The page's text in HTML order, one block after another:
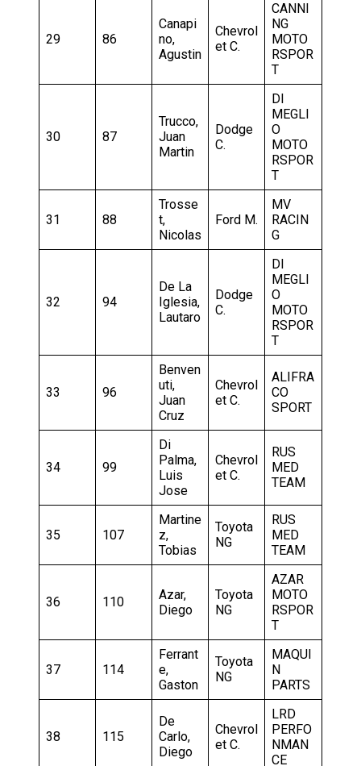
29 86
Canapi
no,
Agustin
Chevrol
et C.
CANNI
NG
MOTO
RSPOR
T
30 87
Trucco,
Juan
Martin
Dodge
C.
DI
MEGLI
O
MOTO
RSPOR
T
31 88
Trosse
t,
Nicolas
Ford M.
MV
RACIN
G
32 94
De La
Iglesia,
Lautaro
Dodge
C.
DI
MEGLI
O
MOTO
RSPOR
T
33 96
Benven
uti,
Juan
Cruz
Chevrol
et C.
ALIFRA
CO
SPORT
34 99
Di
Palma,
Luis
Jose
Chevrol
et C.
RUS
MED
TEAM
35 107
Martine
z,
Tobias
Toyota
NG
RUS
MED
TEAM
36 110
Azar,
Diego
Toyota
NG
AZAR
MOTO
RSPOR
T
37 114
Ferrant
e,
Gaston
Toyota
NG
MAQUI
N
PARTS
38 115
De
Carlo,
Diego
Chevrol
et C.
LRD
PERFO
NMAN
CE